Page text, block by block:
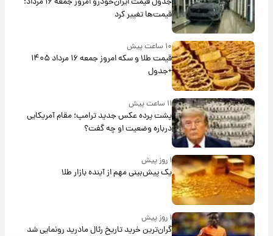
قیمت‌ها تغییر کرد
۱۰ ساعت پیش
قیمت طلا و سکه امروز جمعه ۱۶ مرداد ۱۴۰۵
+جدول
۱۱ ساعت پیش
پشت پرده عکس جدید ترامپ؛ مقام آمریکایی
درباره وضعیت او چه گفت؟
۱ روز پیش
یک پیش‌بینی مهم از آینده بازار طلا
۱ روز پیش
گران‌ترین خرید تاریخ رئال مادرید رونمایی شد